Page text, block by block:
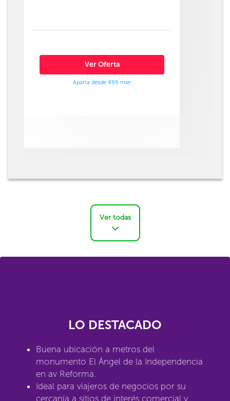
Ver Oferta
Aparta desde 499 mxn
Ver todas
LO DESTACADO
Buena ubicación a metros del
monumento El Ángel de la Independencia
en av Reforma.
Ideal para viajeros de negocios por su
cercanía a sitios de interés comercial y